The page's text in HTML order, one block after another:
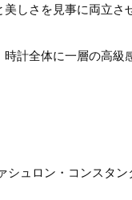
しさを見事に両立さ
時計全体に一層の高級
シュロン・コンスタン